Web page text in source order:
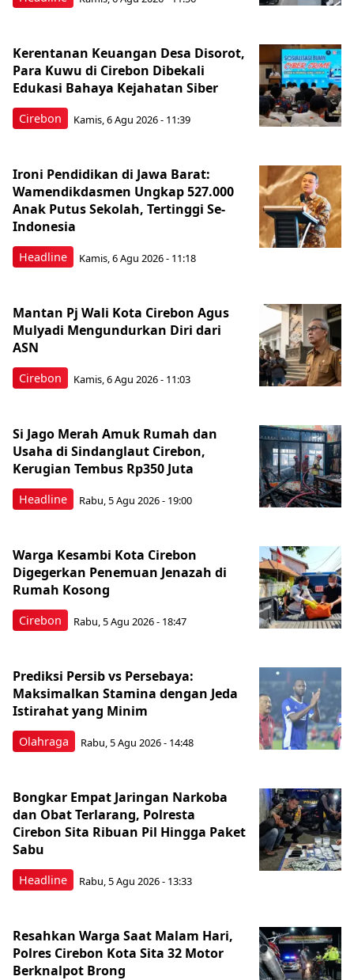
Cirebon
Kerentanan Keuangan Desa Disorot,
Para Kuwu di Cirebon Dibekali
Edukasi Bahaya Kejahatan Siber
Kamis, 6 Agu 2026 - 11:39
Headline
Ironi Pendidikan di Jawa Barat:
Wamendikdasmen Ungkap 527.000
Anak Putus Sekolah, Tertinggi Se-
Indonesia
Kamis, 6 Agu 2026 - 11:18
Cirebon
Mantan Pj Wali Kota Cirebon Agus
Mulyadi Mengundurkan Diri dari
ASN
Kamis, 6 Agu 2026 - 11:03
Headline
Si Jago Merah Amuk Rumah dan
Usaha di Sindanglaut Cirebon,
Kerugian Tembus Rp350 Juta
Rabu, 5 Agu 2026 - 19:00
Cirebon
Warga Kesambi Kota Cirebon
Digegerkan Penemuan Jenazah di
Rumah Kosong
Rabu, 5 Agu 2026 - 18:47
Olahraga
Prediksi Persib vs Persebaya:
Maksimalkan Stamina dengan Jeda
Istirahat yang Minim
Rabu, 5 Agu 2026 - 14:48
Headline
Bongkar Empat Jaringan Narkoba
dan Obat Terlarang, Polresta
Cirebon Sita Ribuan Pil Hingga Paket
Sabu
Rabu, 5 Agu 2026 - 13:33
Resahkan Warga Saat Malam Hari,
Polres Cirebon Kota Sita 32 Motor
Berknalpot Brong